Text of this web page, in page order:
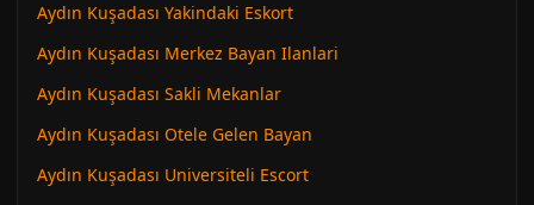
Aydın Kuşadası Yakindaki Eskort
Aydın Kuşadası Merkez Bayan Ilanlari
Aydın Kuşadası Sakli Mekanlar
Aydın Kuşadası Otele Gelen Bayan
Aydın Kuşadası Universiteli Escort